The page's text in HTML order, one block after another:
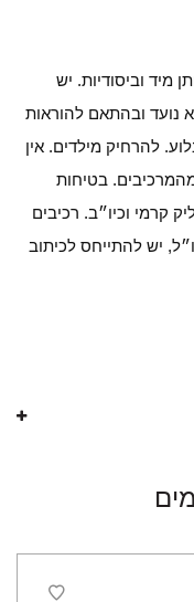
מיד וביסודיות. יש
ובהתאם להוראות
להרחיק מילדים. אין
בטיחות
קרמי וכיו״ב. רכיבים
יש להתייחס לכיתוב